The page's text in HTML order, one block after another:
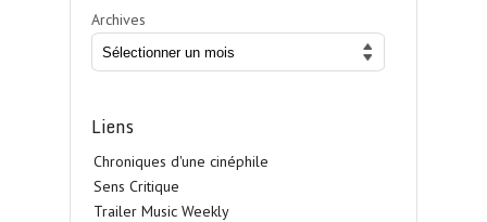
Archives
Liens
Chroniques d'une cinéphile
Sens Critique
Trailer Music Weekly